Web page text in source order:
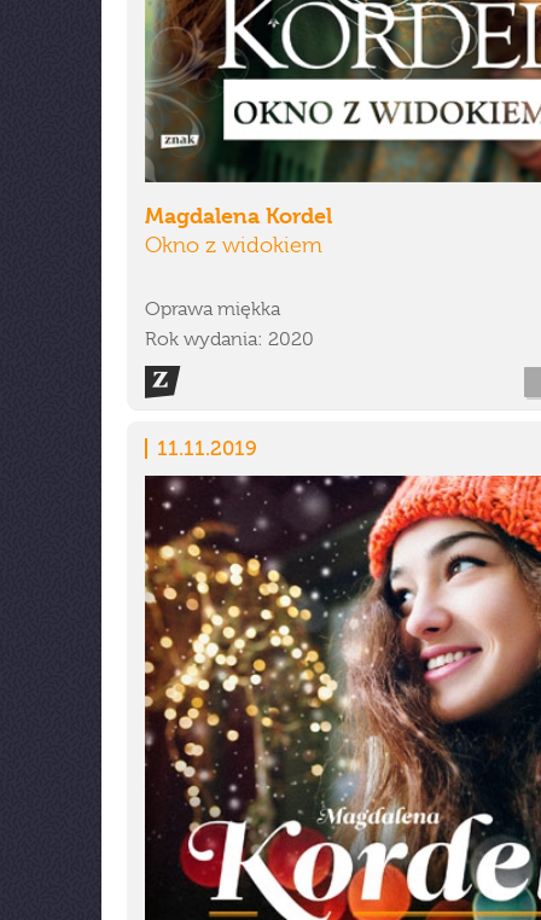
Magdalena Kordel
Okno z widokiem
Oprawa miękka
Rok wydania: 2020
11.11.2019